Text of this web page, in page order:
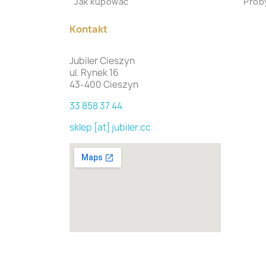
Kontakt
Jubiler Cieszyn
ul. Rynek 16
43-400 Cieszyn
33 858 37 44
sklep [at] jubiler.cc